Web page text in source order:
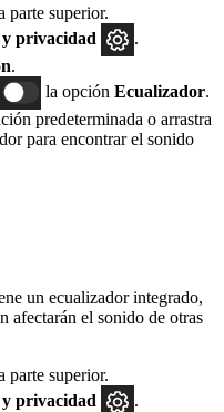
parte superior.
y privacidad
.
.
la opción Ecualizador.
predeterminada o arrastra
para encontrar el sonido
un ecualizador integrado,
afectarán el sonido de otras
parte superior.
y privacidad
.